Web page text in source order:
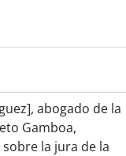
abogado de la
Gamboa,
la jura de la